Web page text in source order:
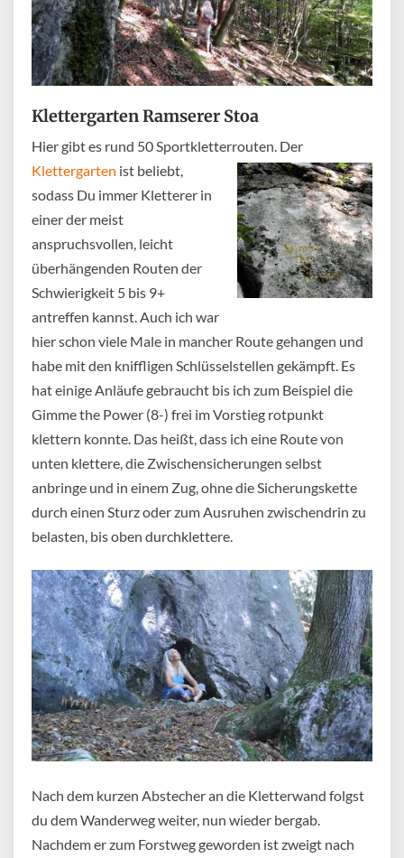
Klettergarten Ramserer Stoa
Hier gibt es rund 50 Sportkletterrouten. Der
Klettergarten ist beliebt,
sodass Du immer Kletterer in
einer der meist
anspruchsvollen, leicht
überhängenden Routen der
Schwierigkeit 5 bis 9+
antreffen kannst. Auch ich war
hier schon viele Male in mancher Route gehangen und
habe mit den kniffligen Schlüsselstellen gekämpft. Es
hat einige Anläufe gebraucht bis ich zum Beispiel die
Gimme the Power (8-) frei im Vorstieg rotpunkt
klettern konnte. Das heißt, dass ich eine Route von
unten klettere, die Zwischensicherungen selbst
anbringe und in einem Zug, ohne die Sicherungskette
durch einen Sturz oder zum Ausruhen zwischendrin zu
belasten, bis oben durchklettere.
Nach dem kurzen Abstecher an die Kletterwand folgst
du dem Wanderweg weiter, nun wieder bergab.
Nachdem er zum Forstweg geworden ist zweigt nach